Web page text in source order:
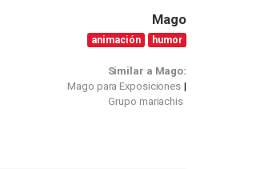
Mago
animación humor
Similar a Mago:
Mago para Exposiciones
Grupo mariachis